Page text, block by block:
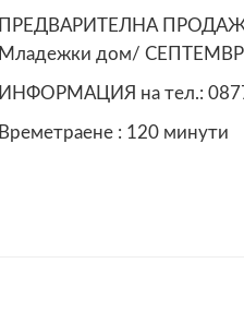
ПРЕДВАРИТЕЛНА
Младежки дом/
ИНФОРМАЦИЯ на тел.:
Времетраене : 120 минути